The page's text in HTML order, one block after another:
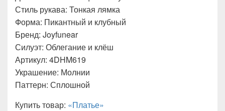
Стиль рукава: Тонкая лямка
Форма: Пикантный и клубный
Бренд: Joyfunear
Силуэт: Облегание и клёш
Артикул: 4DHM619
Украшение: Молнии
Паттерн: Сплошной
Купить товар: «Платье»